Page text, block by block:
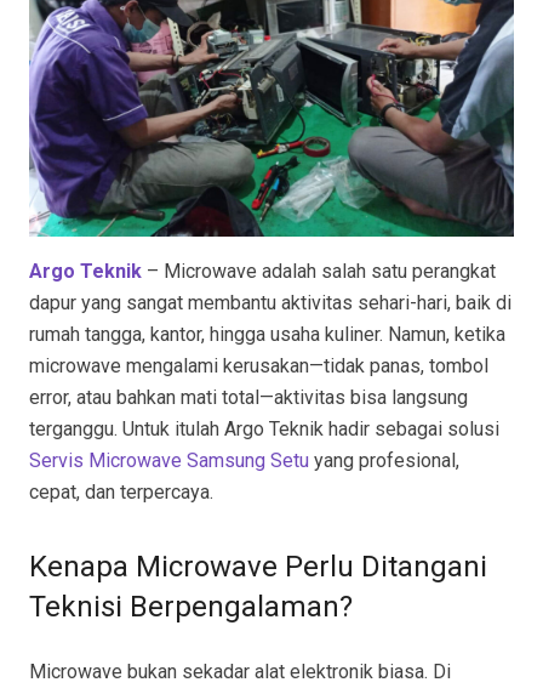
Argo Teknik – Microwave adalah salah satu perangkat
dapur yang sangat membantu aktivitas sehari-hari, baik di
rumah tangga, kantor, hingga usaha kuliner. Namun, ketika
microwave mengalami kerusakan—tidak panas, tombol
error, atau bahkan mati total—aktivitas bisa langsung
terganggu. Untuk itulah Argo Teknik hadir sebagai solusi
Servis Microwave Samsung Setu yang profesional,
cepat, dan terpercaya.
Kenapa Microwave Perlu Ditangani
Teknisi Berpengalaman?
Microwave bukan sekadar alat elektronik biasa. Di